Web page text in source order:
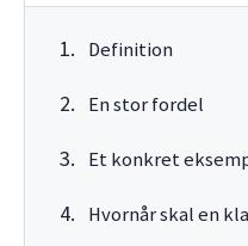
Definition
En stor fordel
Et konkret
Hvornår skal en